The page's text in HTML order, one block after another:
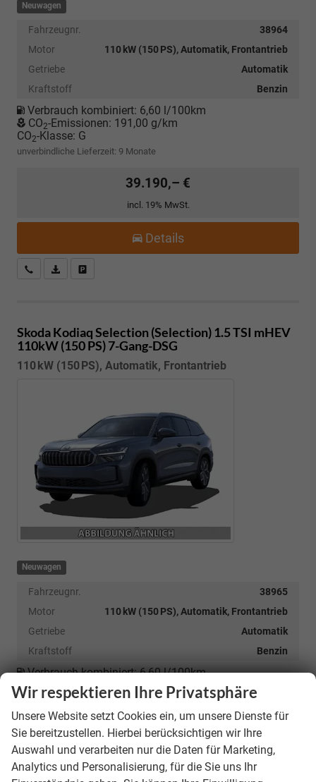
Neuwagen
Fahrzeugnr.
38964
Motor
110 kW (150 PS), Automatik, Frontantrieb
Getriebe
Automatik
Kraftstoff
Benzin
Verbrauch kombiniert: 6,60 l/100km
CO2-Emissionen: 191,00 g/km
CO2-Klasse: G
unverbindliche Lieferzeit: 9 Monate
39.190,– €
incl. 19% MwSt.
Details
Kostenloser Rückruf-Service
PDF-Datei, Fahrzeugexposé drucken
Skoda KodiaqSelection (Selection) 1.5 TSI mHEV
110kW (150 PS) 7-Gang-DSG
110 kW (150 PS), Automatik, Frontantrieb
Neuwagen
Fahrzeugnr.
38965
Motor
110 kW (150 PS), Automatik, Frontantrieb
Getriebe
Automatik
Kraftstoff
Benzin
Verbrauch kombiniert:6,60 l/100km
CO
2 -Emissionen:
191,00 g/km
CO2 -Klasse: G
unverbindliche Lieferzeit:9 Monate
39.190,– €
incl. 19% MwSt.
Wir respektieren Ihre Privatsphäre
Unsere Website setzt Cookies ein, um unsere Dienste für
Sie bereitzustellen. Hierbei berücksichtigen wir Ihre
Auswahl und verarbeiten nur die Daten für Marketing,
Analytics und Personalisierung, für die Sie uns Ihr